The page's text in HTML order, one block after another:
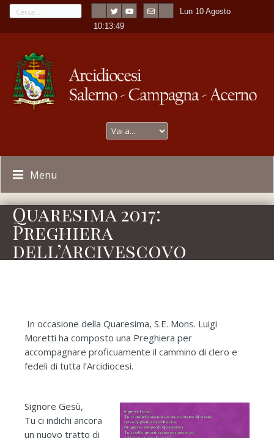
Lun 10 Agosto
10:13:49
Menu
Quaresima 2017:
Preghiera
dell’Arcivescovo
In occasione della Quaresima, S.E. Mons. Luigi
Moretti ha composto una Preghiera per
accompagnare proficuamente il cammino di clero e
fedeli di tutta l’Arcidiocesi.
Signore Gesù,
Tu ci indichi ancora
un nuovo tratto di